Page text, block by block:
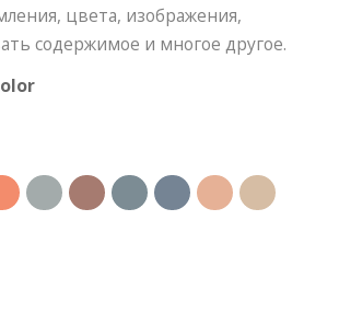
цвета, изображения,
содержимое и многое другое.